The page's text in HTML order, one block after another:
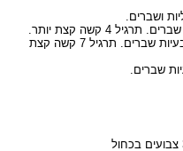
תרגילים 5-7 הם בנושא חשוב נוסף של בעיות שברים. תרגיל 7 קשה קצת